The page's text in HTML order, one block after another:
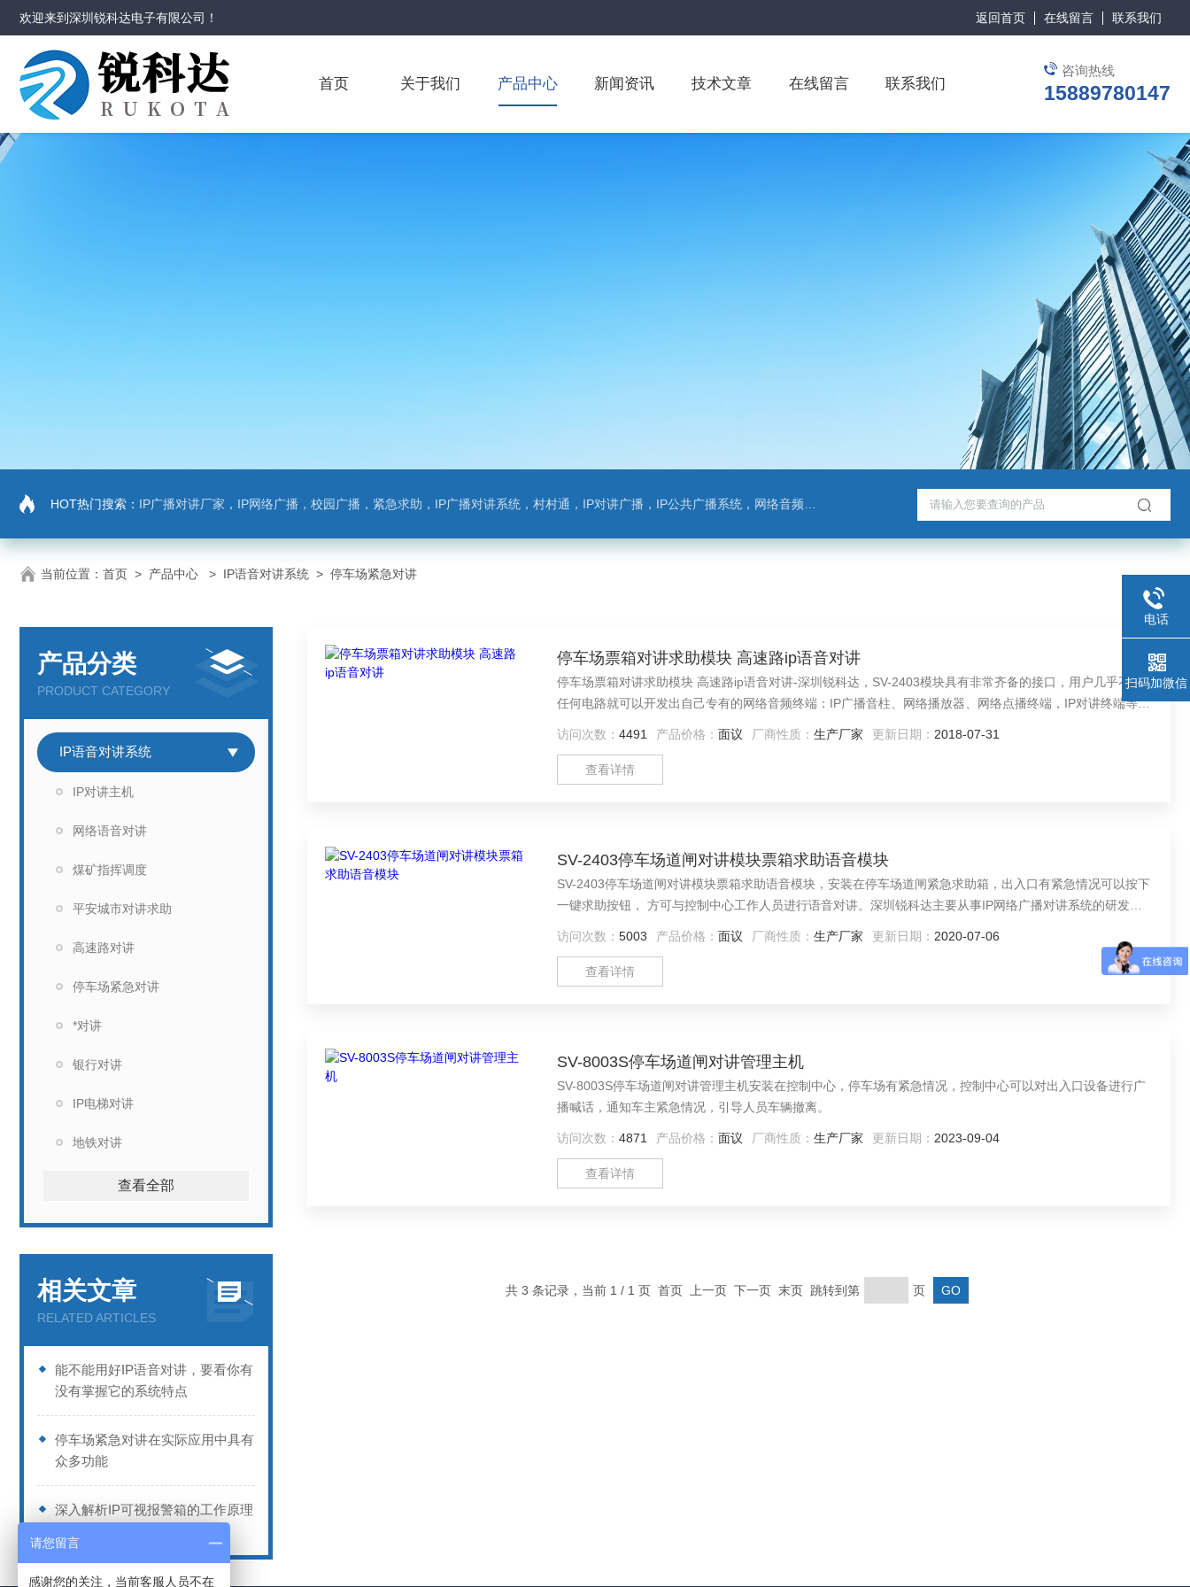
欢迎来到深圳锐科达电子有限公司 ！ 返回首页 在线留言 联系我们
咨询热线
15889780147
首页 关于我们 产品中心 新闻资讯 技术文章 在线留言 联系我们
HOT热门搜索： IP广播对讲厂家，IP网络广播，校园广播，紧急求助，IP广播对讲系统，村村通，IP对讲广播，IP公共广播系统，网络音频模块，银行对讲，背景音乐，网络录播，班班通
当前位置： 首页 > 产品中心 > IP语音对讲系统 > 停车场紧急对讲
产品分类
PRODUCT CATEGORY
IP语音对讲系统
IP对讲主机
网络语音对讲
煤矿指挥调度
平安城市对讲求助
高速路对讲
停车场紧急对讲
*对讲
银行对讲
IP电梯对讲
地铁对讲
查看全部
相关文章
RELATED ARTICLES
能不能用好IP语音对讲，要看你有
没有掌握它的系统特点
停车场紧急对讲在实际应用中具有
众多功能
深入解析IP可视报警箱的工作原理
停车场票箱对讲求助模块 高速路ip语音对讲
停车场票箱对讲求助模块 高速路ip语音对讲-深圳锐科达，SV-2403模块具有非常齐备的接口，用户几乎不需
任何电路就可以开发出自己专有的网络音频终端：IP广播音柱、网络播放器、网络点播终端，IP对讲终端等
访问次数： 4491 产品价格： 面议 厂商性质： 生产厂家 更新日期： 2018-07-31
查看详情
SV-2403停车场道闸对讲模块票箱求助语音模块
SV-2403停车场道闸对讲模块票箱求助语音模块，安装在停车场道闸紧急求助箱，出入口有紧急情况可以按下
一键求助按钮， 方可与控制中心工作人员进行语音对讲。深圳锐科达主要从事IP网络广播对讲系统的研发、
访问次数： 5003 产品价格： 面议 厂商性质： 生产厂家 更新日期： 2020-07-06
查看详情
SV-8003S停车场道闸对讲管理主机
SV-8003S停车场道闸对讲管理主机安装在控制中心，停车场有紧急情况，控制中心可以对出入口设备进行广
播喊话，通知车主紧急情况，引导人员车辆撤离。
访问次数： 4871 产品价格： 面议 厂商性质： 生产厂家 更新日期： 2023-09-04
查看详情
共 3 条记录，当前 1 / 1 页 首页 上一页 下一页 末页 跳转到第 页
电话
扫码加微信
请您留言
感谢您的关注，当前客服人员不在